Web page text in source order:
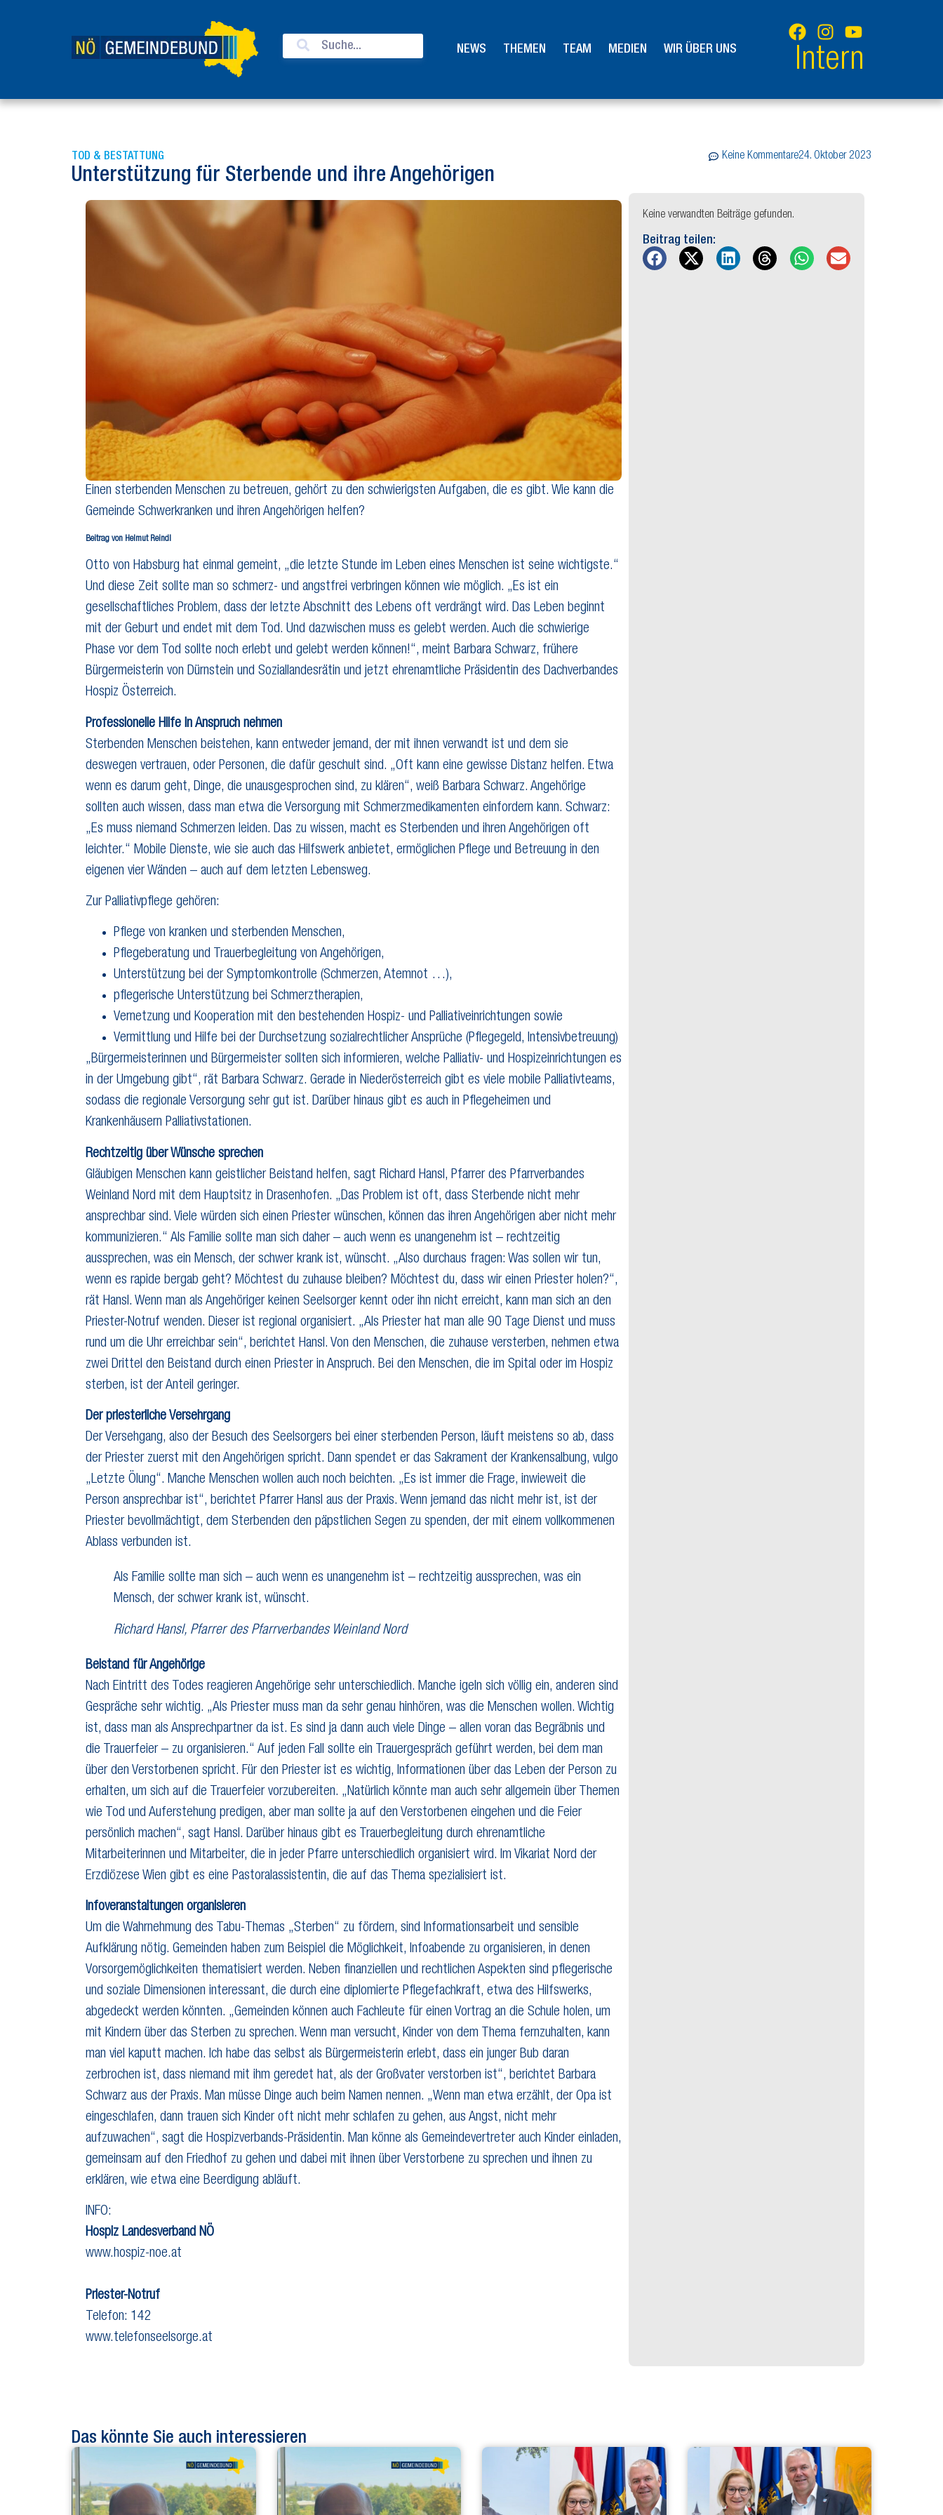
NEWS THEMEN TEAM MEDIEN WIR ÜBER UNS Intern
TOD & BESTATTUNG Keine Kommentare24. Oktober 2023
Unterstützung für Sterbende und ihre Angehörigen
Einen sterbenden Menschen zu betreuen, gehört zu den schwierigsten Aufgaben, die es gibt. Wie kann die
Gemeinde Schwerkranken und ihren Angehörigen helfen?
Beitrag von Helmut Reindl
Otto von Habsburg hat einmal gemeint, „die letzte Stunde im Leben eines Menschen ist seine wichtigste.“
Und diese Zeit sollte man so schmerz- und angstfrei verbringen können wie möglich. „Es ist ein
gesellschaftliches Problem, dass der letzte Abschnitt des Lebens oft verdrängt wird. Das Leben beginnt
mit der Geburt und endet mit dem Tod. Und dazwischen muss es gelebt werden. Auch die schwierige
Phase vor dem Tod sollte noch erlebt und gelebt werden können!“, meint Barbara Schwarz, frühere
Bürgermeisterin von Dürnstein und Soziallandesrätin und jetzt ehrenamtliche Präsidentin des Dachverbandes
Hospiz Österreich.
Professionelle Hilfe in Anspruch nehmen
Sterbenden Menschen beistehen, kann entweder jemand, der mit ihnen verwandt ist und dem sie
deswegen vertrauen, oder Personen, die dafür geschult sind. „Oft kann eine gewisse Distanz helfen. Etwa
wenn es darum geht, Dinge, die unausgesprochen sind, zu klären“, weiß Barbara Schwarz. Angehörige
sollten auch wissen, dass man etwa die Versorgung mit Schmerzmedikamenten einfordern kann. Schwarz:
„Es muss niemand Schmerzen leiden. Das zu wissen, macht es Sterbenden und ihren Angehörigen oft
leichter.“ Mobile Dienste, wie sie auch das Hilfswerk anbietet, ermöglichen Pflege und Betreuung in den
eigenen vier Wänden – auch auf dem letzten Lebensweg.
Zur Palliativpflege gehören:
Pflege von kranken und sterbenden Menschen,
Pflegeberatung und Trauerbegleitung von Angehörigen,
Unterstützung bei der Symptomkontrolle (Schmerzen, Atemnot …),
pflegerische Unterstützung bei Schmerztherapien,
Vernetzung und Kooperation mit den bestehenden Hospiz- und Palliativeinrichtungen sowie
Vermittlung und Hilfe bei der Durchsetzung sozialrechtlicher Ansprüche (Pflegegeld, Intensivbetreuung)
„Bürgermeisterinnen und Bürgermeister sollten sich informieren, welche Palliativ- und Hospizeinrichtungen es
in der Umgebung gibt“, rät Barbara Schwarz. Gerade in Niederösterreich gibt es viele mobile Palliativteams,
sodass die regionale Versorgung sehr gut ist. Darüber hinaus gibt es auch in Pflegeheimen und
Krankenhäusern Palliativstationen.
Rechtzeitig über Wünsche sprechen
Gläubigen Menschen kann geistlicher Beistand helfen, sagt Richard Hansl, Pfarrer des Pfarrverbandes
Weinland Nord mit dem Hauptsitz in Drasenhofen. „Das Problem ist oft, dass Sterbende nicht mehr
ansprechbar sind. Viele würden sich einen Priester wünschen, können das ihren Angehörigen aber nicht mehr
kommunizieren.“ Als Familie sollte man sich daher – auch wenn es unangenehm ist – rechtzeitig
aussprechen, was ein Mensch, der schwer krank ist, wünscht. „Also durchaus fragen: Was sollen wir tun,
wenn es rapide bergab geht? Möchtest du zuhause bleiben? Möchtest du, dass wir einen Priester holen?“,
rät Hansl. Wenn man als Angehöriger keinen Seelsorger kennt oder ihn nicht erreicht, kann man sich an den
Priester-Notruf wenden. Dieser ist regional organisiert. „Als Priester hat man alle 90 Tage Dienst und muss
rund um die Uhr erreichbar sein“, berichtet Hansl. Von den Menschen, die zuhause versterben, nehmen etwa
zwei Drittel den Beistand durch einen Priester in Anspruch. Bei den Menschen, die im Spital oder im Hospiz
sterben, ist der Anteil geringer.
Der priesterliche Versehrgang
Der Versehgang, also der Besuch des Seelsorgers bei einer sterbenden Person, läuft meistens so ab, dass
der Priester zuerst mit den Angehörigen spricht. Dann spendet er das Sakrament der Krankensalbung, vulgo
„Letzte Ölung“. Manche Menschen wollen auch noch beichten. „Es ist immer die Frage, inwieweit die
Person ansprechbar ist“, berichtet Pfarrer Hansl aus der Praxis. Wenn jemand das nicht mehr ist, ist der
Priester bevollmächtigt, dem Sterbenden den päpstlichen Segen zu spenden, der mit einem vollkommenen
Ablass verbunden ist.
Als Familie sollte man sich – auch wenn es unangenehm ist – rechtzeitig aussprechen, was ein
Mensch, der schwer krank ist, wünscht.
Richard Hansl, Pfarrer des Pfarrverbandes Weinland Nord
Beistand für Angehörige
Nach Eintritt des Todes reagieren Angehörige sehr unterschiedlich. Manche igeln sich völlig ein, anderen sind
Gespräche sehr wichtig. „Als Priester muss man da sehr genau hinhören, was die Menschen wollen. Wichtig
ist, dass man als Ansprechpartner da ist. Es sind ja dann auch viele Dinge – allen voran das Begräbnis und
die Trauerfeier – zu organisieren.“ Auf jeden Fall sollte ein Trauergespräch geführt werden, bei dem man
über den Verstorbenen spricht. Für den Priester ist es wichtig, Informationen über das Leben der Person zu
erhalten, um sich auf die Trauerfeier vorzubereiten. „Natürlich könnte man auch sehr allgemein über Themen
wie Tod und Auferstehung predigen, aber man sollte ja auf den Verstorbenen eingehen und die Feier
persönlich machen“, sagt Hansl. Darüber hinaus gibt es Trauerbegleitung durch ehrenamtliche
Mitarbeiterinnen und Mitarbeiter, die in jeder Pfarre unterschiedlich organisiert wird. Im Vikariat Nord der
Erzdiözese Wien gibt es eine Pastoralassistentin, die auf das Thema spezialisiert ist.
Infoveranstaltungen organisieren
Um die Wahrnehmung des Tabu-Themas „Sterben“ zu fördern, sind Informationsarbeit und sensible
Aufklärung nötig. Gemeinden haben zum Beispiel die Möglichkeit, Infoabende zu organisieren, in denen
Vorsorgemöglichkeiten thematisiert werden. Neben finanziellen und rechtlichen Aspekten sind pflegerische
und soziale Dimensionen interessant, die durch eine diplomierte Pflegefachkraft, etwa des Hilfswerks,
abgedeckt werden könnten. „Gemeinden können auch Fachleute für einen Vortrag an die Schule holen, um
mit Kindern über das Sterben zu sprechen. Wenn man versucht, Kinder von dem Thema fernzuhalten, kann
man viel kaputt machen. Ich habe das selbst als Bürgermeisterin erlebt, dass ein junger Bub daran
zerbrochen ist, dass niemand mit ihm geredet hat, als der Großvater verstorben ist“, berichtet Barbara
Schwarz aus der Praxis. Man müsse Dinge auch beim Namen nennen. „Wenn man etwa erzählt, der Opa ist
eingeschlafen, dann trauen sich Kinder oft nicht mehr schlafen zu gehen, aus Angst, nicht mehr
aufzuwachen“, sagt die Hospizverbands-Präsidentin. Man könne als Gemeindevertreter auch Kinder einladen,
gemeinsam auf den Friedhof zu gehen und dabei mit ihnen über Verstorbene zu sprechen und ihnen zu
erklären, wie etwa eine Beerdigung abläuft.
INFO:
Hospiz Landesverband NÖ
www.hospiz-noe.at
Priester-Notruf
Telefon: 142
www.telefonseelsorge.at
Keine verwandten Beiträge gefunden.
Beitrag teilen:
Das könnte Sie auch interessieren